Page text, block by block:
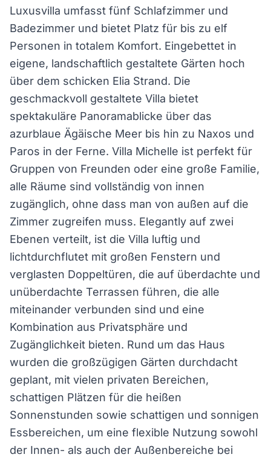
Luxusvilla umfasst fünf Schlafzimmer und
Badezimmer und bietet Platz für bis zu elf
Personen in totalem Komfort. Eingebettet in
eigene, landschaftlich gestaltete Gärten hoch
über dem schicken Elia Strand. Die
geschmackvoll gestaltete Villa bietet
spektakuläre Panoramablicke über das
azurblaue Ägäische Meer bis hin zu Naxos und
Paros in der Ferne. Villa Michelle ist perfekt für
Gruppen von Freunden oder eine große Familie,
alle Räume sind vollständig von innen
zugänglich, ohne dass man von außen auf die
Zimmer zugreifen muss. Elegantly auf zwei
Ebenen verteilt, ist die Villa luftig und
lichtdurchflutet mit großen Fenstern und
verglasten Doppeltüren, die auf überdachte und
unüberdachte Terrassen führen, die alle
miteinander verbunden sind und eine
Kombination aus Privatsphäre und
Zugänglichkeit bieten. Rund um das Haus
wurden die großzügigen Gärten durchdacht
geplant, mit vielen privaten Bereichen,
schattigen Plätzen für die heißen
Sonnenstunden sowie schattigen und sonnigen
Essbereichen, um eine flexible Nutzung sowohl
der Innen- als auch der Außenbereiche bei